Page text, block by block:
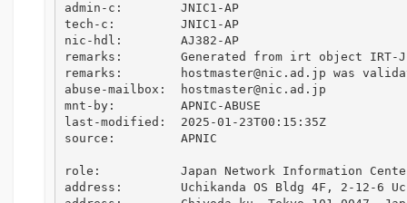
admin-c:        JNIC1-AP
tech-c:         JNIC1-AP
nic-hdl:        AJ382-AP
remarks:        Generated from irt object IRT-
remarks:        hostmaster@nic.ad.jp was
abuse-mailbox:  hostmaster@nic.ad.jp
mnt-by:         APNIC-ABUSE
last-modified:  2025-01-23T00:15:35Z
source:         APNIC
role:           Japan Network Information
address:        Uchikanda OS Bldg 4F, 2-12-6